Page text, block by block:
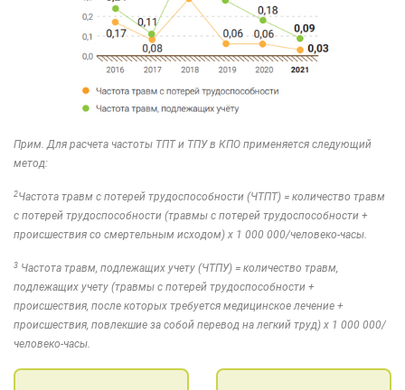
Прим. Для расчета частоты ТПТ и ТПУ в КПО применяется следующий
метод:
2Частота травм с потерей трудоспособности (ЧТПТ) = количество травм
с потерей трудоспособности (травмы с потерей трудоспособности +
происшествия со смертельным исходом) x 1 000 000/человеко-часы.
3 Частота травм, подлежащих учету (ЧТПУ) = количество травм,
подлежащих учету (травмы с потерей трудоспособности +
происшествия, после которых требуется медицинское лечение +
происшествия, повлекшие за собой перевод на легкий труд) x 1 000 000/
человеко-часы.